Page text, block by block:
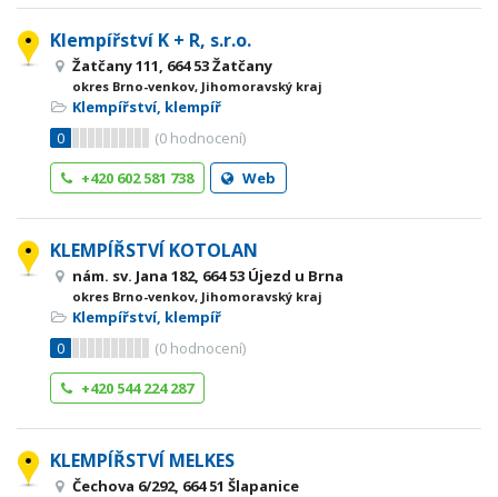
Klempířství K + R, s.r.o.
Žatčany 111, 664 53 Žatčany
okres Brno-venkov, Jihomoravský kraj
Klempířství, klempíř
0
(0 hodnocení)
+420 602 581 738
Web
KLEMPÍŘSTVÍ KOTOLAN
nám. sv. Jana 182, 664 53 Újezd u Brna
okres Brno-venkov, Jihomoravský kraj
Klempířství, klempíř
0
(0 hodnocení)
+420 544 224 287
KLEMPÍŘSTVÍ MELKES
Čechova 6/292, 664 51 Šlapanice